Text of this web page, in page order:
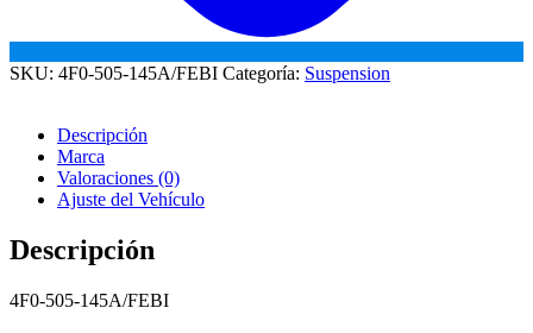
SKU: 4F0-505-145A/FEBI Categoría: Suspension
Descripción
Marca
Valoraciones (0)
Ajuste del Vehículo
Descripción
4F0-505-145A/FEBI